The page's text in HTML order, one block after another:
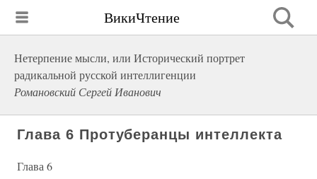
ВикиЧтение
Нетерпение мысли, или Исторический портрет
радикальной русской интеллигенции
Романовский Сергей Иванович
Глава 6 Протуберанцы интеллекта
Глава 6